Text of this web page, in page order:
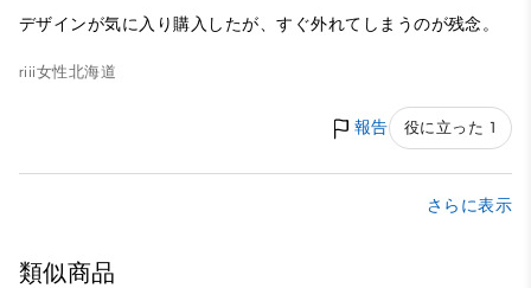
デザインが気に入り購入したが、すぐ外れてしまうのが残念。
riii女性北海道
報告 役に立った 1
さらに表示
類似商品